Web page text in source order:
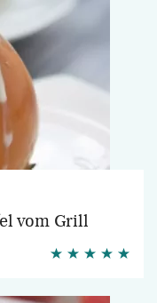
vom Grill